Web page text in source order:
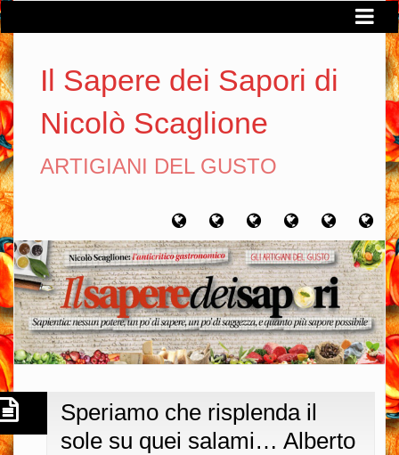
Il Sapere dei Sapori di
Nicolò Scaglione
ARTIGIANI DEL GUSTO
Home Chi
sono
Artigiani
del
gusto
Viaggi
del
gusto
Filosofia
del
gusto
Speriamo che risplenda il
sole su quei salami… Alberto